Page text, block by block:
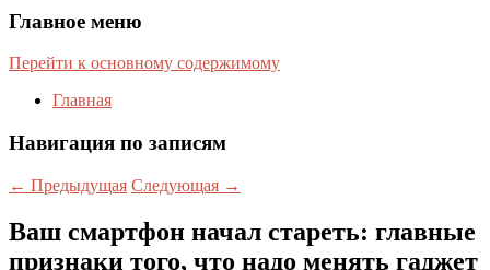
Главное меню
Перейти к основному содержимому
Главная
Навигация по записям
← Предыдущая Следующая →
Ваш смартфон начал стареть: главные
признаки того, что надо менять гаджет